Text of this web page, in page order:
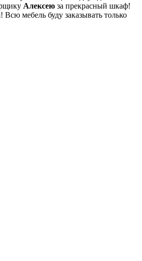
Алексею за прекрасный шкаф!
Всю мебель буду заказывать только